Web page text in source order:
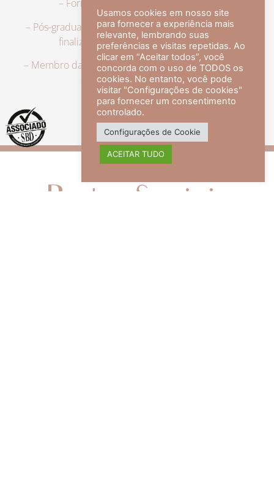
– Formação em Medicina pela UFRJ.
– Pós-graduação em Dermatologia pela UFRJ, tendo
finalizado a especialização em 2007.
– Membro da Sociedade Brasileira de Dermatologia,
com título de especialista.
veja mais +
Redes Sociais
Usamos cookies em nosso site
para fornecer a experiência mais
relevante, lembrando suas
preferências e visitas repetidas. Ao
clicar em “Aceitar todos”, você
concorda com o uso de TODOS os
cookies. No entanto, você pode
visitar "Configurações de cookies"
para fornecer um consentimento
controlado.
Configurações de Cookie
ACEITAR TUDO